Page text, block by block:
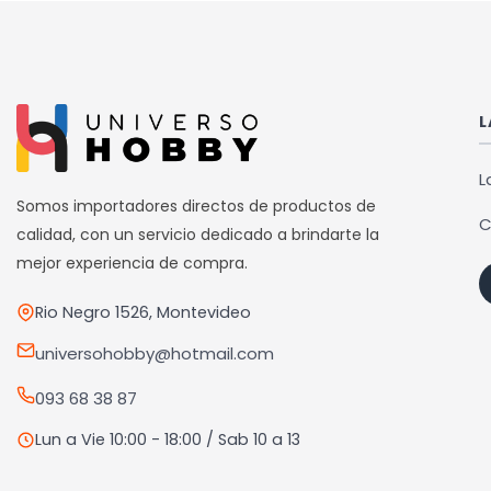
Somos importadores directos de productos de
calidad, con un servicio dedicado a brindarte la
mejor experiencia de compra.
Rio Negro 1526, Montevideo
universohobby@hotmail.com
093 68 38 87
Lun a Vie 10:00 - 18:00 / Sab 10 a 13